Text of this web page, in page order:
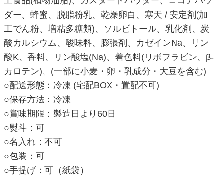
ダー、蜂蜜、脱脂粉乳、乾燥卵白、寒天 / 安定剤(加
工でん粉、増粘多糖類)、ソルビトール、乳化剤、炭
酸カルシウム、酸味料、膨張剤、カゼインNa、リン
酸K、香料、リン酸塩(Na)、着色料(リボフラビン、β-
カロテン)、(一部に小麦・卵・乳成分・大豆を含む)
○配送形態：冷凍 (宅配BOX・置配不可)
○保存方法：冷凍
○賞味期限：製造日より60日
○熨斗：可
○名入れ：不可
○包装：可
○手提げ：可（紙袋）